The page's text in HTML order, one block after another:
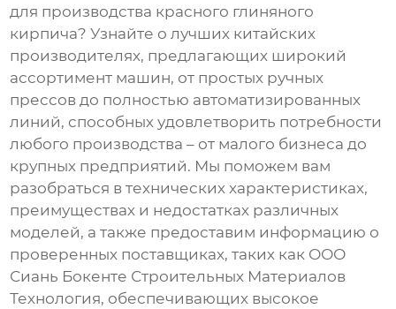
для производства красного глиняного
кирпича? Узнайте о лучших китайских
производителях, предлагающих широкий
ассортимент машин, от простых ручных
прессов до полностью автоматизированных
линий, способных удовлетворить потребности
любого производства – от малого бизнеса до
крупных предприятий. Мы поможем вам
разобраться в технических характеристиках,
преимуществах и недостатках различных
моделей, а также предоставим информацию о
проверенных поставщиках, таких как ООО
Сиань Бокенте Строительных Материалов
Технология, обеспечивающих высокое